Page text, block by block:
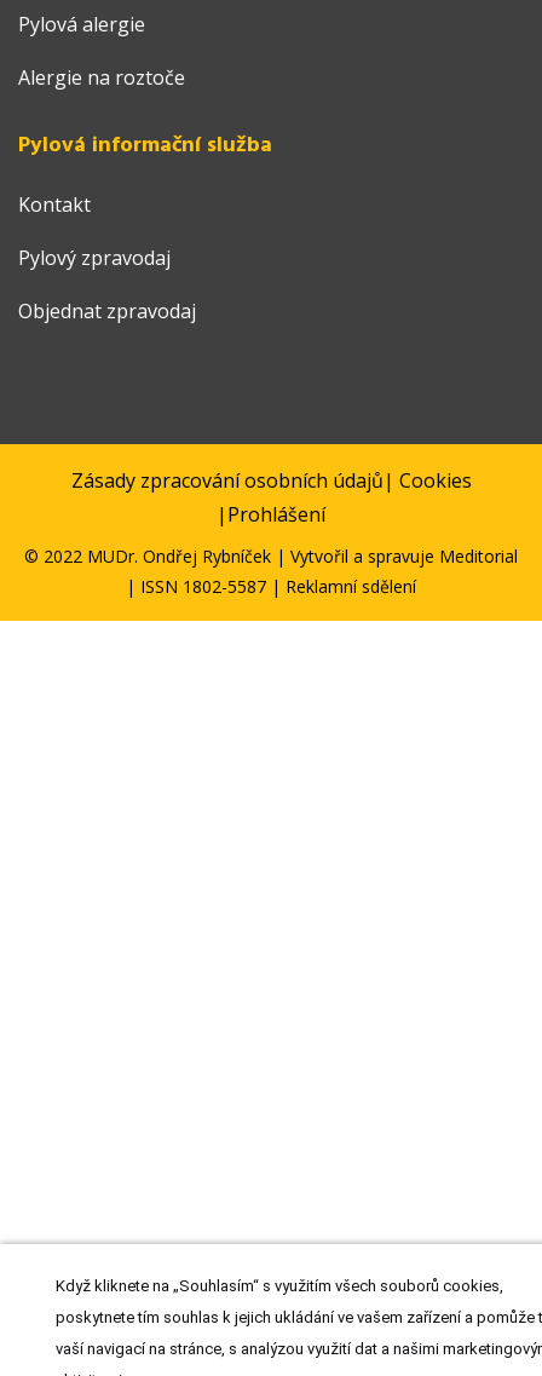
Pylová alergie
Alergie na roztoče
Pylová informační služba
Kontakt
Pylový zpravodaj
Objednat zpravodaj
Zásady zpracování osobních údajů| Cookies
| Prohlášení
© 2022 MUDr. Ondřej Rybníček | Vytvořil a spravuje Meditorial
| ISSN 1802-5587 | Reklamní sdělení
Když kliknete na „Souhlasím“ s využitím všech souborů cookies,
poskytnete tím souhlas k jejich ukládání ve vašem zařízení a pomůže
vaší navigací na stránce, s analýzou využití dat a našimi